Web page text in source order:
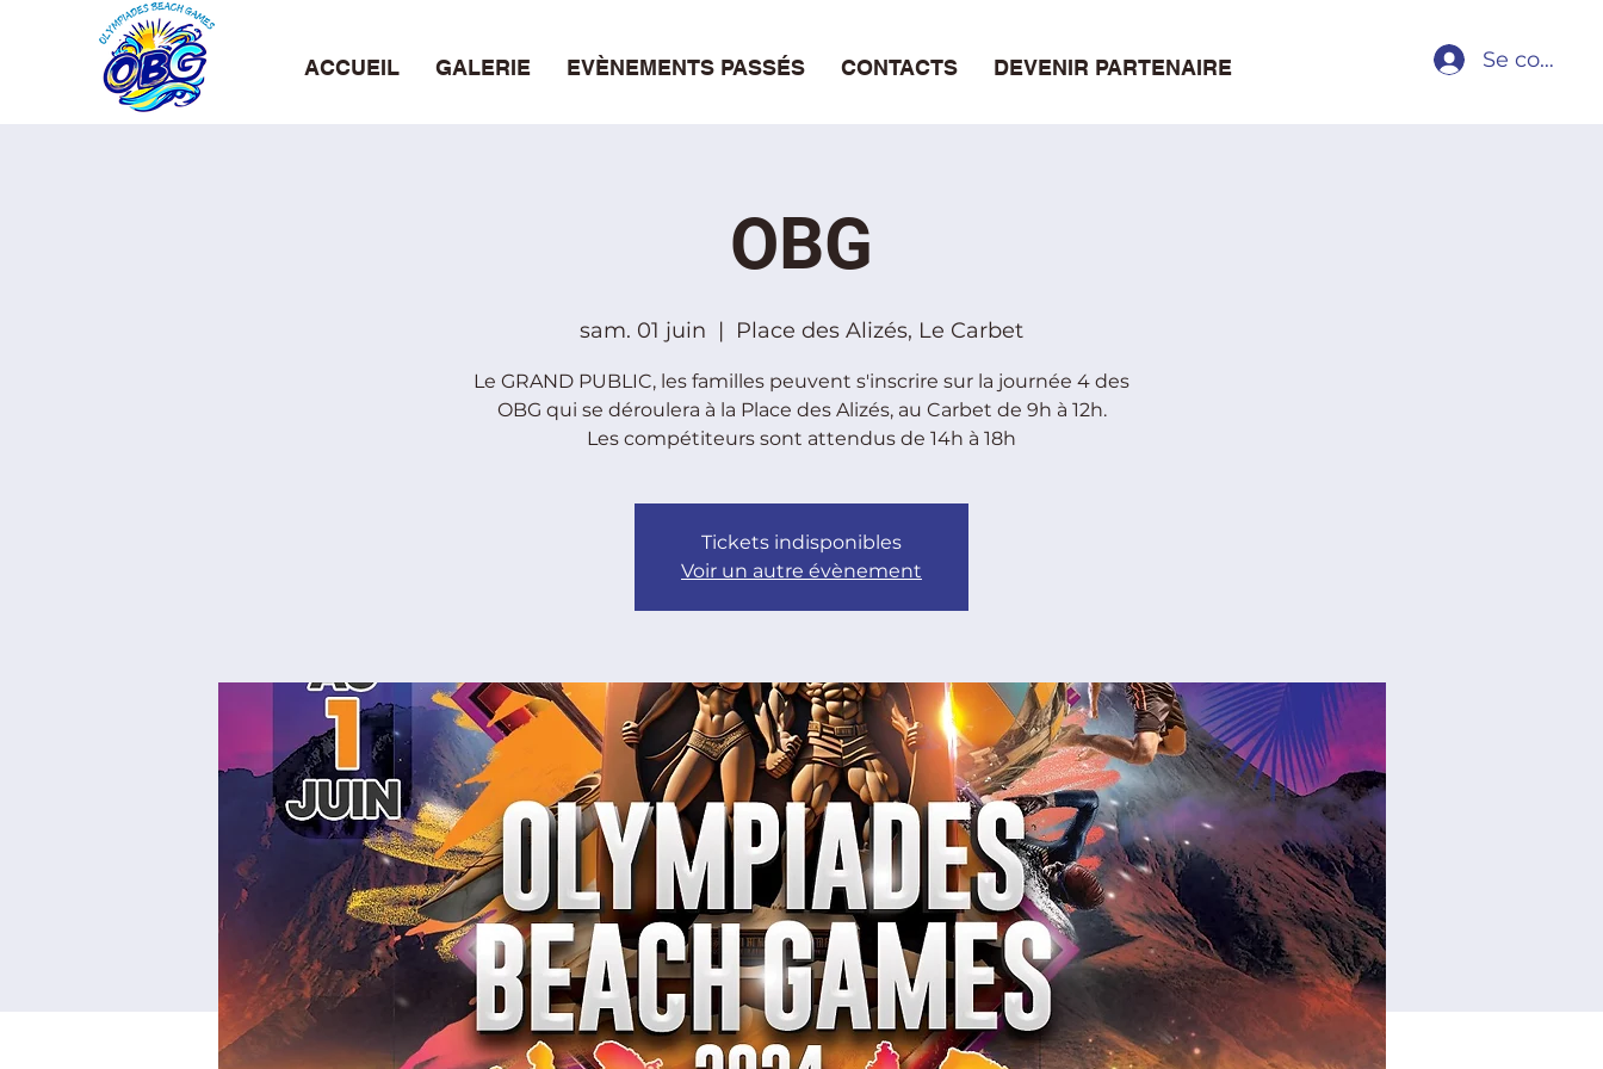
ACCUEIL GALERIE EVÈNEMENTS PASSÉS CONTACTS DEVENIR PARTENAIRE Se
OBG
sam. 01 juin
  |
Place des Alizés, Le Carbet
Le GRAND PUBLIC, les familles peuvent s'inscrire sur la journée 4 des
OBG qui se déroulera à la Place des Alizés, au Carbet de 9h à 12h.
Les compétiteurs sont attendus de 14h à 18h
Tickets indisponibles
Voir un autre évènement